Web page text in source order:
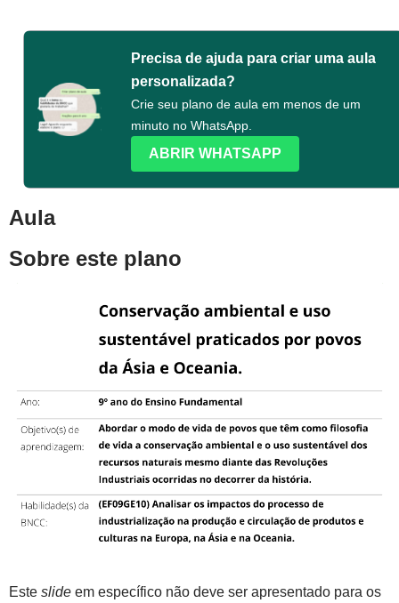
Precisa de ajuda para criar uma aula
personalizada?
Crie seu plano de aula em menos de um
minuto no WhatsApp.
ABRIR WHATSAPP
Aula
Sobre este plano
Este slide em específico não deve ser apresentado para os